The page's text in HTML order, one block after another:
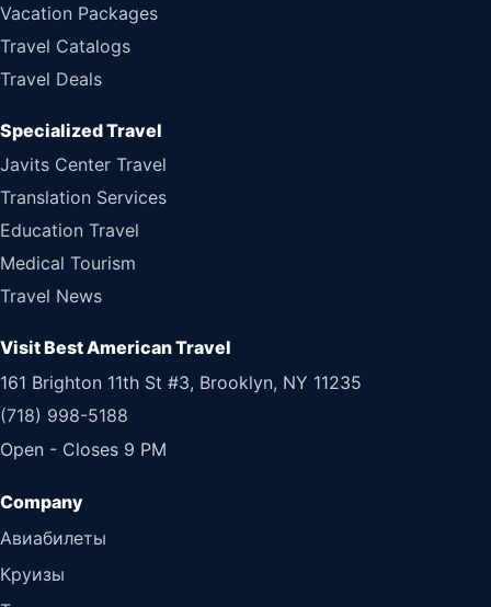
Vacation Packages
Travel Catalogs
Travel Deals
Specialized Travel
Javits Center Travel
Translation Services
Education Travel
Medical Tourism
Travel News
Visit Best American Travel
161 Brighton 11th St #3, Brooklyn, NY 11235
(718) 998-5188
Open - Closes 9 PM
Авиабилеты
Круизы